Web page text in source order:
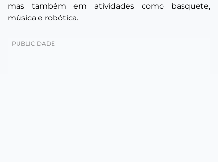
mas também em atividades como basquete,
música e robótica.